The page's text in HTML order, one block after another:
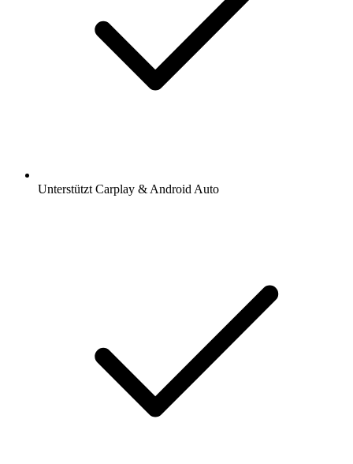
Unterstützt Carplay & Android Auto